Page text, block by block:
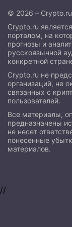
© 2026 –
Crypto.ru
порталом, на
прогнозы и
русскоязычной
конкретной
Crypto.ru не
организаций, не
связанных с
пользователей.
Все материалы,
предназначены
не несет
понесенные
материалов.
//